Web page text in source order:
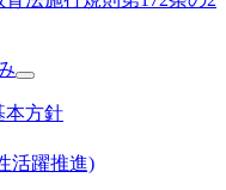
本方針
活躍推進)